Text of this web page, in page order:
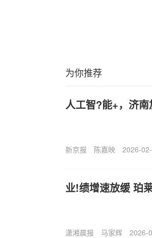
为你推荐
人工智?能+，济南
新京报 陈嘉映 2026-
业!绩增速放缓 珀
潇湘晨报 马家辉 2026-